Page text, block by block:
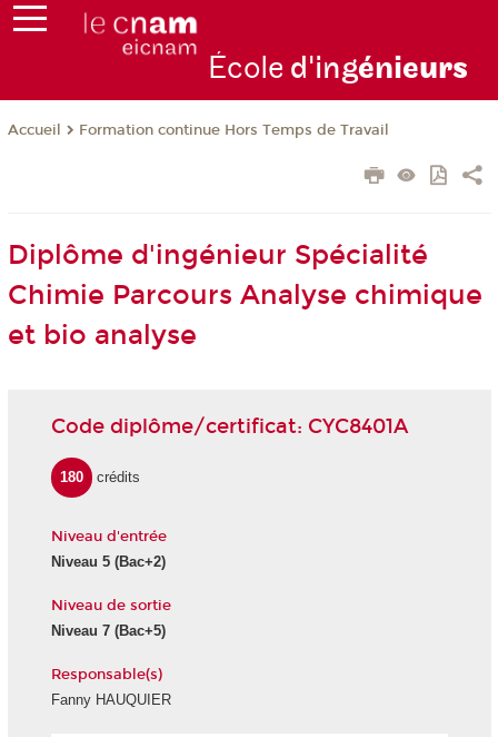
École d'ingénieurs
Accueil Formation continue Hors Temps de Travail
Diplôme d'ingénieur Spécialité
Chimie Parcours Analyse chimique
et bio analyse
Code diplôme/certificat: CYC8401A
180 crédits
Niveau d'entrée
Niveau 5(Bac+2)
Niveau de sortie
Niveau 7(Bac+5)
Responsable(s)
Fanny HAUQUIER